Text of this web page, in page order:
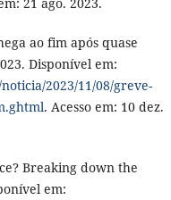
ao fim após quase
Disponível em:
2023/11/08/greve-
. Acesso em: 10 dez.
Breaking down the
em: